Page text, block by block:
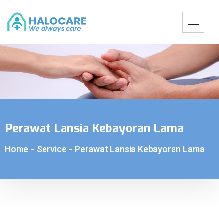
Perawat Lansia Kebayoran Lama
Home - Service - Perawat Lansia Kebayoran Lama